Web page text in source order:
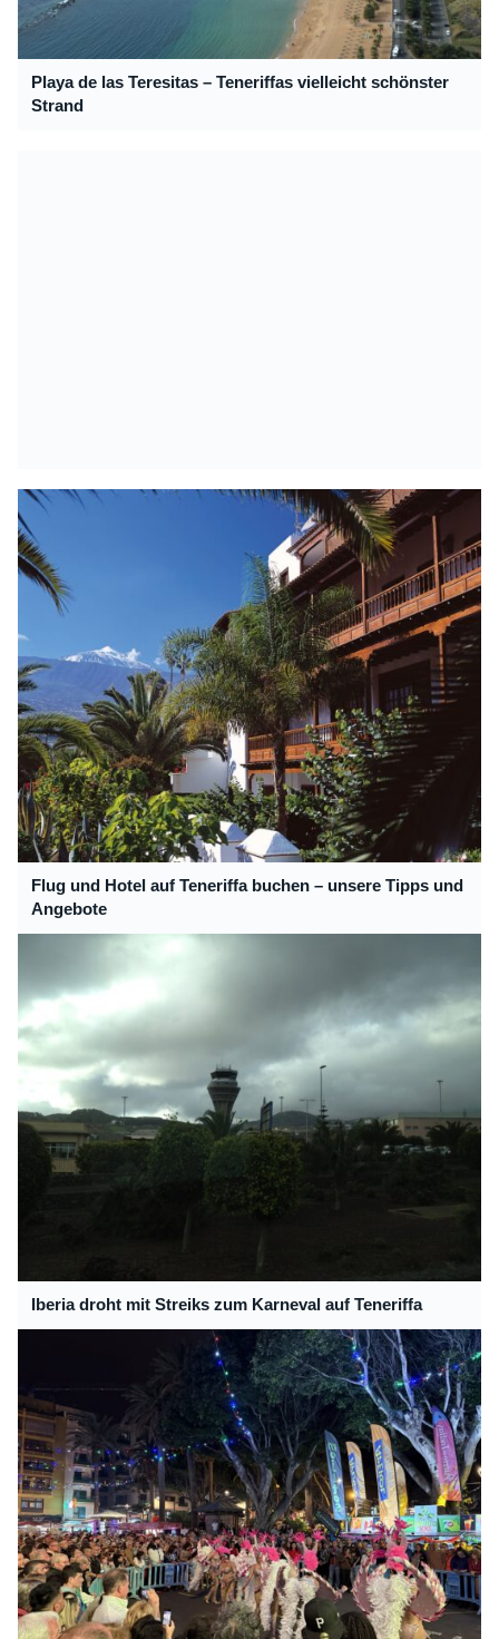
Playa de las Teresitas – Teneriffas vielleicht schönster
Strand
Flug und Hotel auf Teneriffa buchen – unsere Tipps und
Angebote
Iberia droht mit Streiks zum Karneval auf Teneriffa